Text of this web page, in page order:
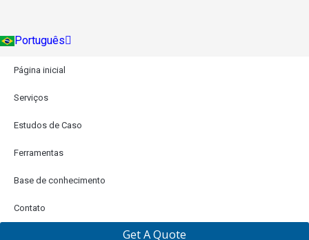
Português
Indonesia
Página inicial
Serviços
Estudos de Caso
Ferramentas
Base de conhecimento
Contato
Get A Quote